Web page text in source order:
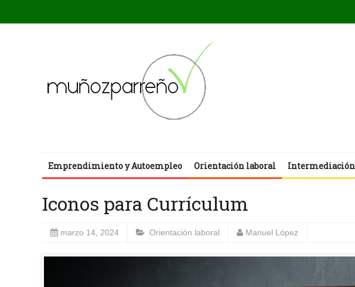
Emprendimiento y Autoempleo Orientación laboral
Iconos para Currículum
marzo 14, 2024 Orientación laboral Manuel López